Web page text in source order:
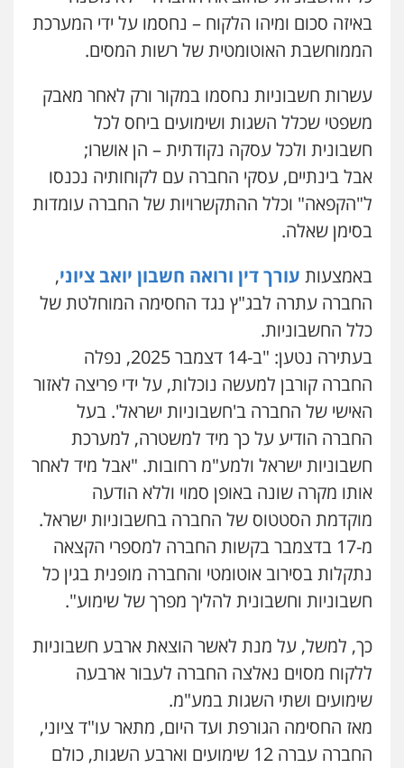
באיזה סכום ומיהו הלקוח – נחסמו על ידי המערכת
הממוחשבת האוטומטית של רשות המסים.
עשרות חשבוניות נחסמו במקור ורק לאחר מאבק
משפטי שכלל השגות ושימועים ביחס לכל
חשבונית ולכל עסקה נקודתית – הן אושרו;
אבל בינתיים, עסקי החברה עם לקוחותיה נכנסו
ל"הקפאה" וכלל ההתקשרויות של החברה עומדות
בסימן שאלה.
באמצעות עורך דין ורואה חשבון יואב ציוני,
החברה עתרה לבג"ץ נגד החסימה המוחלטת של
כלל החשבוניות.
בעתירה נטען: "ב-14 דצמבר 2025, נפלה
החברה קורבן למעשה נוכלות, על ידי פריצה לאזור
האישי של החברה ב'חשבוניות ישראל'. בעל
החברה הודיע על כך מיד למשטרה, למערכת
חשבוניות ישראל ולמע"מ רחובות. "אבל מיד לאחר
אותו מקרה שונה באופן סמוי וללא הודעה
מוקדמת הסטטוס של החברה בחשבוניות ישראל.
מ-17 בדצמבר בקשות החברה למספרי הקצאה
נתקלות בסירוב אוטומטי והחברה מופנית בגין כל
חשבוניות וחשבונית להליך מפרך של שימוע".
כך, למשל, על מנת לאשר הוצאת ארבע חשבוניות
ללקוח מסוים נאלצה החברה לעבור ארבעה
שימועים ושתי השגות במע"מ.
מאז החסימה הגורפת ועד היום, מתאר עו"ד ציוני,
החברה עברה 12 שימועים וארבע השגות, כולם